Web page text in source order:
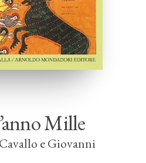
Mille
Giovanni